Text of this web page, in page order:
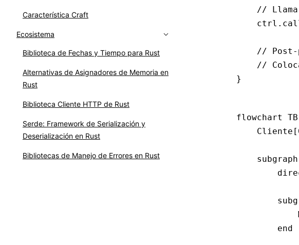
Característica Craft
Ecosistema
Biblioteca de Fechas y Tiempo para Rust
Alternativas de Asignadores de Memoria en
Rust
Biblioteca Cliente HTTP de Rust
Serde: Framework de Serialización y
Deserialización en Rust
Bibliotecas de Manejo de Errores en Rust
//
    ctrl
.
//
//
}
flowchart TB
        end